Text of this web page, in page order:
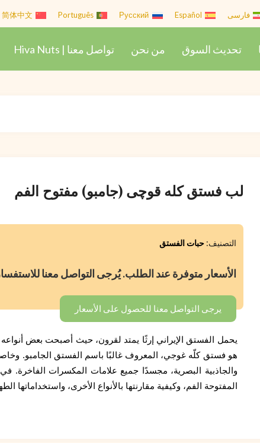
فارسی Español
Русский
Português
简体中文
تحديث السوق من نحن تواصل معنا | Hiva Nuts
لب فستق کله قوچی (جامبو) مفتوح الفم
التصنيف:حبات الفستق
الأسعار متوفرة عند الطلب. يُرجى التواصل معنا
يرجى التواصل معنا للحصول على الأسعار
يحمل الفستق الإيراني إرثًا يمتد لقرون، حيث أصبحت بعض أنواعه
هو فستق كلّه غوجي، المعروف غالبًا باسم الفستق الجامبو. وخاصة
والجاذبية البصرية، مجسدًا جميع علامات المكسرات
المفتوحة الفم، وكيفية مقارنتها بالأنواع الأخرى، واستخداماتها